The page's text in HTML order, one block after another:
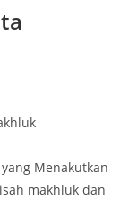
Menakutkan
makhluk dan